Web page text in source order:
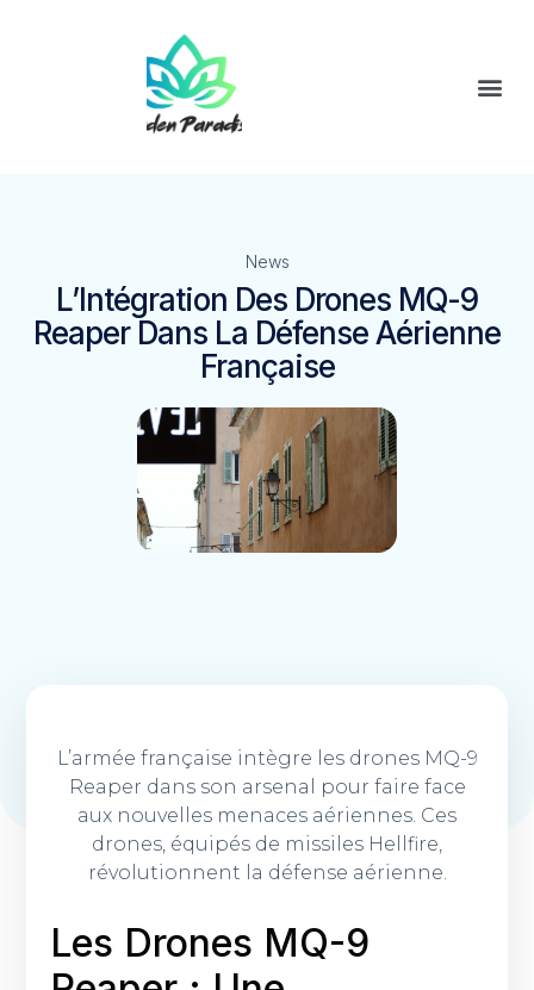
News
L’Intégration Des Drones MQ-9
Reaper Dans La Défense Aérienne
Française
L’armée française intègre les drones MQ-9
Reaper dans son arsenal pour faire face
aux nouvelles menaces aériennes. Ces
drones, équipés de missiles Hellfire,
révolutionnent la défense aérienne.
Les Drones MQ-9